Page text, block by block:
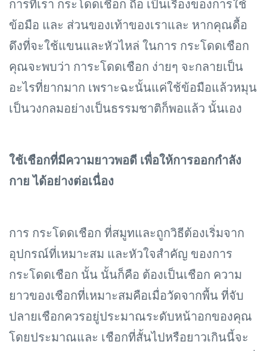
การที่เรา กระโดดเชือก ถือ เป็นเรื่องของการใช้
ข้อมือ และ ส่วนของเท้าของเราและ หากคุณดื้อ
ดึงที่จะใช้แขนและหัวไหล่ ในการ กระโดดเชือก
คุณจะพบว่า การะโดดเชือก ง่ายๆ จะกลายเป็น
อะไรที่ยากมาก เพราะฉะนั้นแค่ใช้ข้อมือแล้วหมุน
เป็นวงกลมอย่างเป็นธรรมชาติก็พอแล้ว นั้นเอง
ใช้เชือกที่มีความยาวพอดี เพื่อให้การออกกำลัง
กาย ได้อย่างต่อเนื่อง
การ กระโดดเชือก ที่สมูทและถูกวิธีต้องเริ่มจาก
อุปกรณ์ที่เหมาะสม และหัวใจสำคัญ ของการ
กระโดดเชือก นั้น นั้นก็คือ ต้องเป็นเชือก ความ
ยาวของเชือกที่เหมาะสมคือเมื่อวัดจากพื้น ที่จับ
ปลายเชือกควรอยู่ประมาณระดับหน้าอกของคุณ
โดยประมาณและ เชือกที่สั้นไปหรือยาวเกินนี้จะ